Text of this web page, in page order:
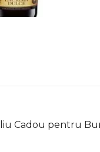
Cadou pentru